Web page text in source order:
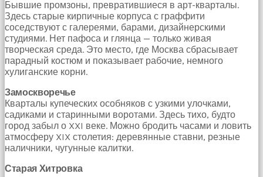
ihanete
uğrayan
genç
kız
ne
yapıp
edip
erkeğini
bulamamıştır
porno
Bu
yüzden
artık
umudunu
Бывшие промзоны, превратившиеся в арт-кварталы.
Здесь старые кирпичные корпуса с граффити
соседствуют с галереями, барами, дизайнерскими
студиями. Нет пафоса и глянца — только живая
творческая среда. Это место, где Москва сбрасывает
парадный костюм и показывает рабочие, немного
хулиганские корни.
Замоскворечье
Кварталы купеческих особняков с узкими улочками,
садиками и старинными воротами. Здесь тихо, будто
город забыл о XXI веке. Можно бродить часами и ловить
атмосферу XIX столетия: деревянные ставни, резные
наличники, чугунные калитки.
Старая Хитровка